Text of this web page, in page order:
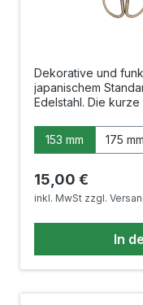
Dekorative und
japanischem
Edelstahl. Die
Zimmerbonsai. Die
ermöglichen bei
leichtere
Scherenblätter
153mm
69mm
133g Material:
Länge auswählen
153 mm 175 mm
Regulärer Preis:
15,00 €
inkl. MwSt zzgl.
In